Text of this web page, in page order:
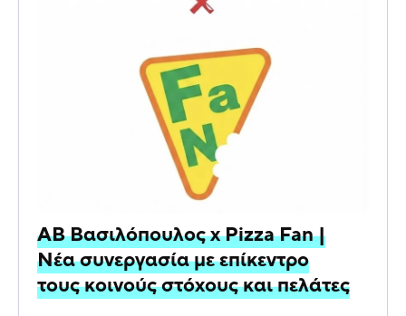
ΑΒ Βασιλόπουλος x Pizza Fan |
Νέα συνεργασία με επίκεντρο
τους κοινούς στόχους και πελάτες